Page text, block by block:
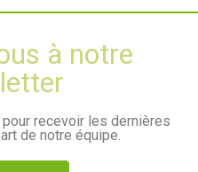
à notre
recevoir les dernières
de notre équipe.